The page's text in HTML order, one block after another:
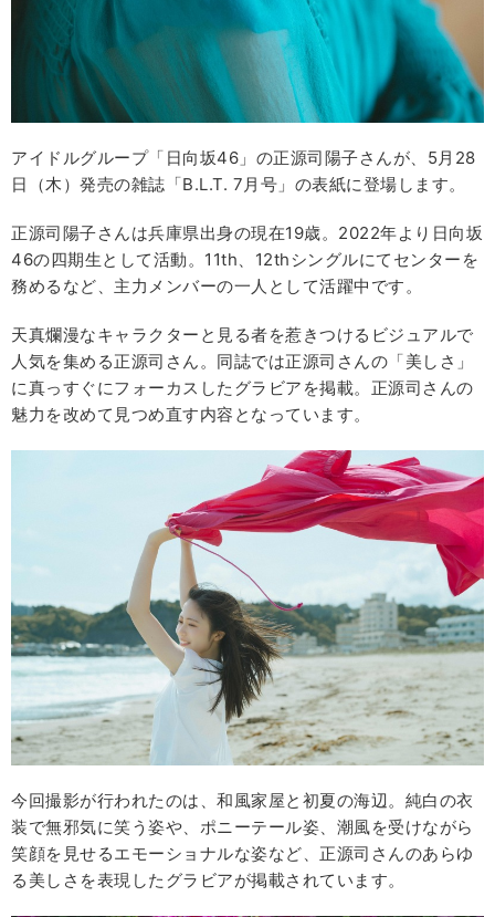
アイドルグループ「日向坂46」の正源司陽子さんが、5月28
日（木）発売の雑誌「B.L.T. 7月号」の表紙に登場します。
正源司陽子さんは兵庫県出身の現在19歳。2022年より日向坂
46の四期生として活動。11th、12thシングルにてセンターを
務めるなど、主力メンバーの一人として活躍中です。
天真爛漫なキャラクターと見る者を惹きつけるビジュアルで
人気を集める正源司さん。同誌では正源司さんの「美しさ」
に真っすぐにフォーカスしたグラビアを掲載。正源司さんの
魅力を改めて見つめ直す内容となっています。
今回撮影が行われたのは、和風家屋と初夏の海辺。純白の衣
装で無邪気に笑う姿や、ポニーテール姿、潮風を受けながら
笑顔を見せるエモーショナルな姿など、正源司さんのあらゆ
る美しさを表現したグラビアが掲載されています。